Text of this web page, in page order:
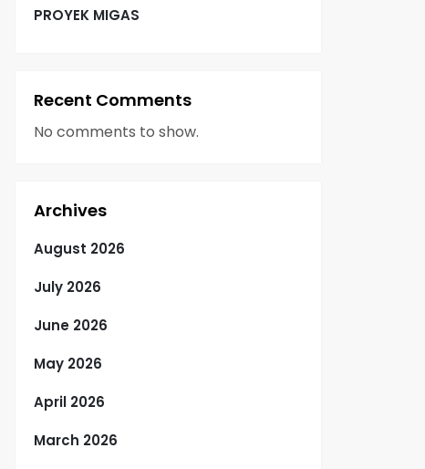
PROYEK MIGAS
Recent Comments
No comments to show.
Archives
August 2026
July 2026
June 2026
May 2026
April 2026
March 2026